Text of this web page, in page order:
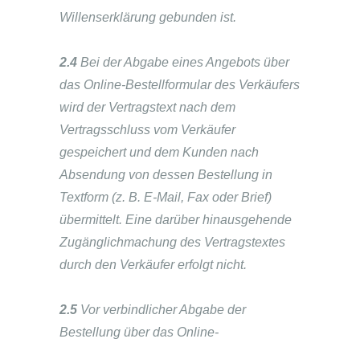
Willenserklärung gebunden ist.
2.4 Bei der Abgabe eines Angebots über
das Online-Bestellformular des Verkäufers
wird der Vertragstext nach dem
Vertragsschluss vom Verkäufer
gespeichert und dem Kunden nach
Absendung von dessen Bestellung in
Textform (z. B. E-Mail, Fax oder Brief)
übermittelt. Eine darüber hinausgehende
Zugänglichmachung des Vertragstextes
durch den Verkäufer erfolgt nicht.
2.5 Vor verbindlicher Abgabe der
Bestellung über das Online-